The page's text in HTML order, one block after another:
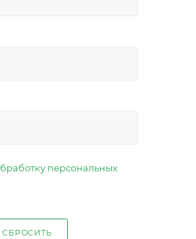
персональных
СБРОСИТЬ